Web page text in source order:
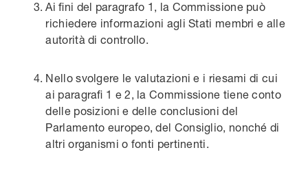
Ai fini del paragrafo 1, la Commissione può
richiedere informazioni agli Stati membri e alle
autorità di controllo.
Nello svolgere le valutazioni e i riesami di cui
ai paragrafi 1 e 2, la Commissione tiene conto
delle posizioni e delle conclusioni del
Parlamento europeo, del Consiglio, nonché di
altri organismi o fonti pertinenti.